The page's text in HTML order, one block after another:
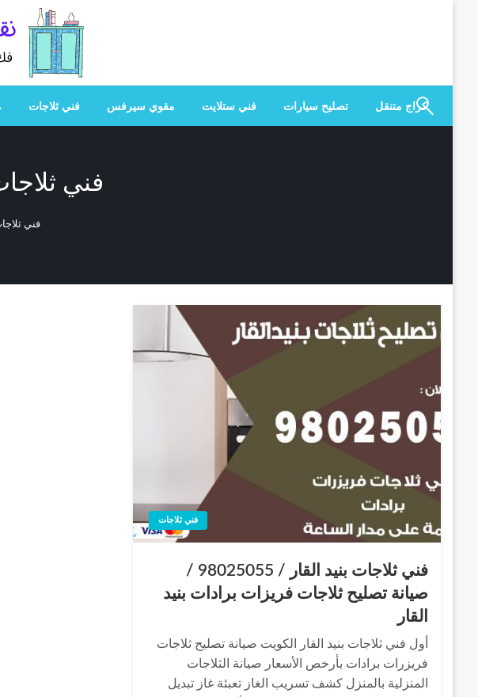
هل
هل تبحث عن
كراج متنقل
تصليح سيارات فني ستلايت مقوي سيرفس فني ثلاجات
فني
فني
فني ثلاجات
فني ثلاجات بنيد القار / 98025055 /
صيانة تصليح ثلاجات فريزات برادات بنيد
القار
أول فني ثلاجات بنيد القار الكويت صيانة تصليح ثلاجات
فريزرات برادات بأرخص الأسعار صيانة الثلاجات
المنزلية بالمنزل كشف تسريب الغاز تعبئة غاز تبديل